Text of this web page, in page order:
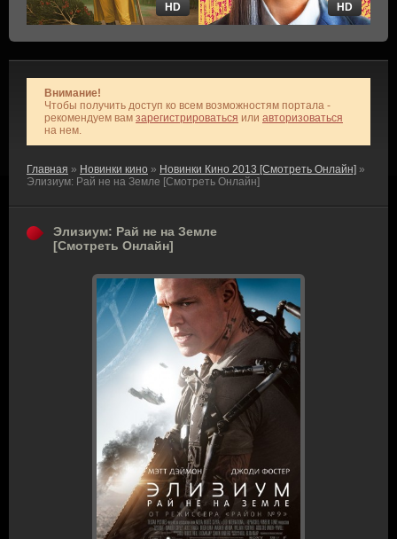
HD HD
Внимание!
Чтобы получить доступ ко всем возможностям портала -
рекомендуем вам зарегистрироваться или авторизоваться
на нем.
Главная » Новинки кино » Новинки Кино 2013 [Смотреть Онлайн] »
Элизиум: Рай не на Земле [Смотреть Онлайн]
Элизиум: Рай не на Земле
[Смотреть Онлайн]